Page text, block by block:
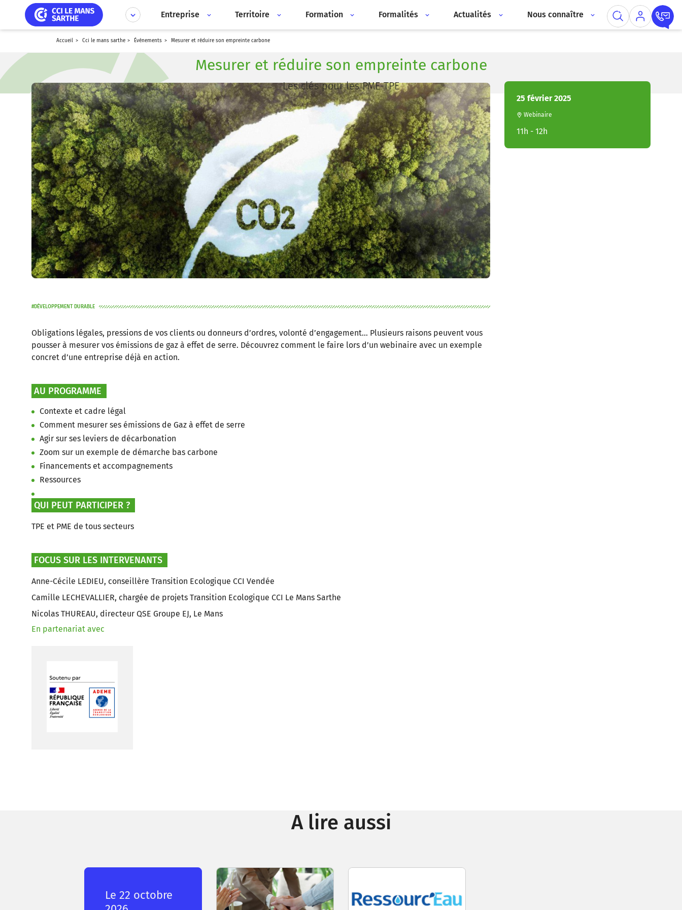
contenu
principal
Entreprise Territoire Formation Formalités Actualités Nous connaître
accueil cci le mans sarthe événements mesurer et réduire son empreinte carbone
Mesurer et réduire son empreinte carbone
Les clés pour les PME-TPE
DÉVELOPPEMENT DURABLE
Obligations légales, pressions de vos clients ou donneurs d’ordres, volonté d’engagement… Plusieurs raisons peuvent vous
pousser à mesurer vos émissions de gaz à effet de serre. Découvrez comment le faire lors d’un webinaire avec un exemple
concret d’une entreprise déjà en action.
AU PROGRAMME
Contexte et cadre légal
Comment mesurer ses émissions de Gaz à effet de serre
Agir sur ses leviers de décarbonation
Zoom sur un exemple de démarche bas carbone
Financements et accompagnements
Ressources
QUI PEUT PARTICIPER ?
TPE et PME de tous secteurs
FOCUS SUR LES INTERVENANTS
Anne-Cécile LEDIEU, conseillère Transition Ecologique CCI Vendée
Camille LECHEVALLIER, chargée de projets Transition Ecologique CCI Le Mans Sarthe
Nicolas THUREAU, directeur QSE Groupe EJ, Le Mans
En partenariat avec
25 février 2025
Webinaire
11h - 12h
A lire aussi
Le 22 octobre
Panneau de gestion des cookies